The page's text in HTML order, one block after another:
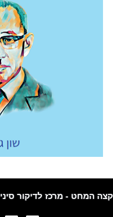
קצה המחט - מרכז לדיקור סיני